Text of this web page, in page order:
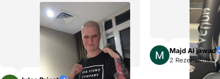
Majd Al jawad
2 Rezensionen